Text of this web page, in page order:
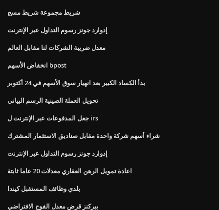
شريط مجموعة شريط مسج
إدوارد جونز رسوم التداول عبر الإنترنت
معدل ضريبة الشركات لنا مقابل العالم
انخفاض الأسهم bpost
بدأ الكساد الكبير بعد انهيار سوق الأسهم في 24 أكتوبر
تحويل العملة الصينية الرسم البياني
جعل المدفوعات عبر الإنترنت ل irs
شراء أسهم شركة واحدة مقابل صناديق الاستثمار المشترك
إدوارد جونز رسوم التداول عبر الإنترنت
اعادة تمويل الرهن العقاري معدلات 20 عاما ثابتة
بلدي وظائف المستقبل كيندا
بيركنز قرض معدل الفوج الافتراضي